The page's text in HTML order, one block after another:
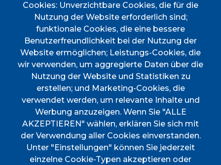
Accessos directes
TRANSPORT
TAULER D'ANUNCIS
PERFIL DEL
CONTRACTANT
CERTIFICAT DE VIATGE
PORTAL DE
TRANSPARÈNCIA
DOCUMENTS
D'INTERÈS
Menú
INICI
AJUNTAMENT
Cookies: Unverzichtbare Cookies, die für die
Nutzung der Website erforderlich sind;
funktionale Cookies, die eine bessere
Benutzerfreundlichkeit bei der Nutzung der
Website ermöglichen; Leistungs-Cookies, die
wir verwenden, um aggregierte Daten über die
Nutzung der Website und Statistiken zu
erstellen; und Marketing-Cookies, die
verwendet werden, um relevante Inhalte und
Werbung anzuzeigen. Wenn Sie "ALLE
AKZEPTIEREN" wählen, erklären Sie sich mit
der Verwendung aller Cookies einverstanden.
Unter "Einstellungen" können Sie jederzeit
einzelne Cookie-Typen akzeptieren oder